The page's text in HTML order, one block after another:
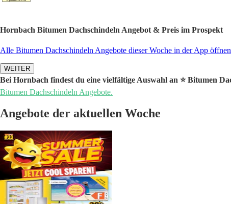
Hornbach Bitumen Dachschindeln Angebot & Preis im Prospekt
Alle Bitumen Dachschindeln Angebote dieser Woche in der App öffnen
WEITER
Bei Hornbach findest du eine vielfältige Auswahl an ⭐️ Bitumen
Bitumen Dachschindeln Angebote.
Angebote der aktuellen Woche